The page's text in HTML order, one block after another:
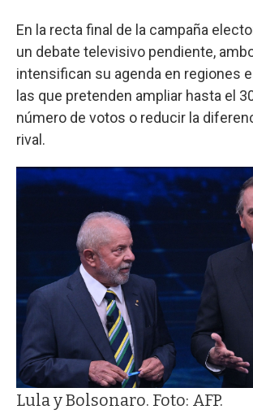
En la recta final de la campaña
un debate televisivo pendiente,
intensifican su agenda en regiones
las que pretenden ampliar hasta el
número de votos o reducir la
rival.
Lula y Bolsonaro. Foto: AFP.